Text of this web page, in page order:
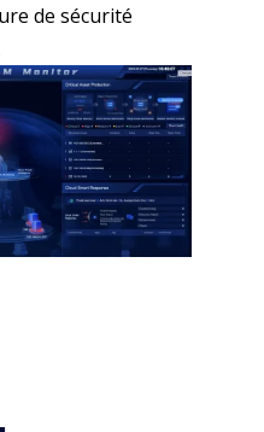
de sécurité